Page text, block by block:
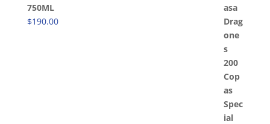
750ML
$190.00